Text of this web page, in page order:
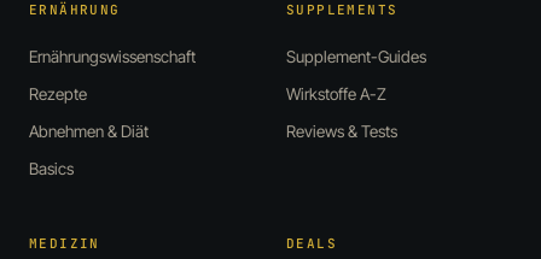
ERNÄHRUNG
Ernährungswissenschaft
Rezepte
Abnehmen & Diät
Basics
SUPPLEMENTS
Supplement-Guides
Wirkstoffe A-Z
Reviews & Tests
MEDIZIN DEALS